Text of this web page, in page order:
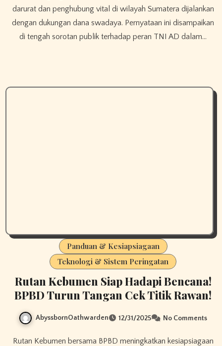
darurat dan penghubung vital di wilayah Sumatera dijalankan
dengan dukungan dana swadaya. Pernyataan ini disampaikan
di tengah sorotan publik terhadap peran TNI AD dalam…
Panduan & Kesiapsiagaan
Teknologi & Sistem Peringatan
Rutan Kebumen Siap Hadapi Bencana!
BPBD Turun Tangan Cek Titik Rawan!​
AbyssbornOathwarden 12/31/2025 No Comments
Rutan Kebumen bersama BPBD meningkatkan kesiapsiagaan